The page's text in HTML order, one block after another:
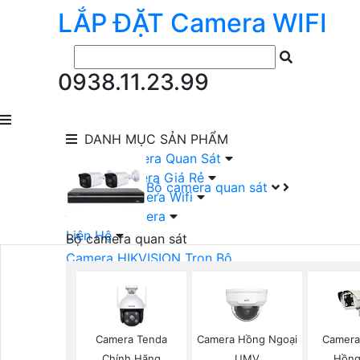
LẮP ĐẶT Camera WIFI
0938.11.23.99
DANH MỤC SẢN PHẨM
Bộ camera quan sát
Bộ camera quan sát
Camera HIKVISION Trọn Bộ
Camera DAHUA Trọn Bộ
Camera giá Rẻ Trọn Bộ
Bộ Camera Nên Dùng
Bộ Camera Có Màu Ban Đêm
lắp Đặt Camera Quan Sát
Lắp Bộ Camera Giá Rẻ
Lắp Đặt Camera Wifi
Đầu Ghi Camera
Liên Hệ
Camera Tenda
Camera Hồng Ngoại